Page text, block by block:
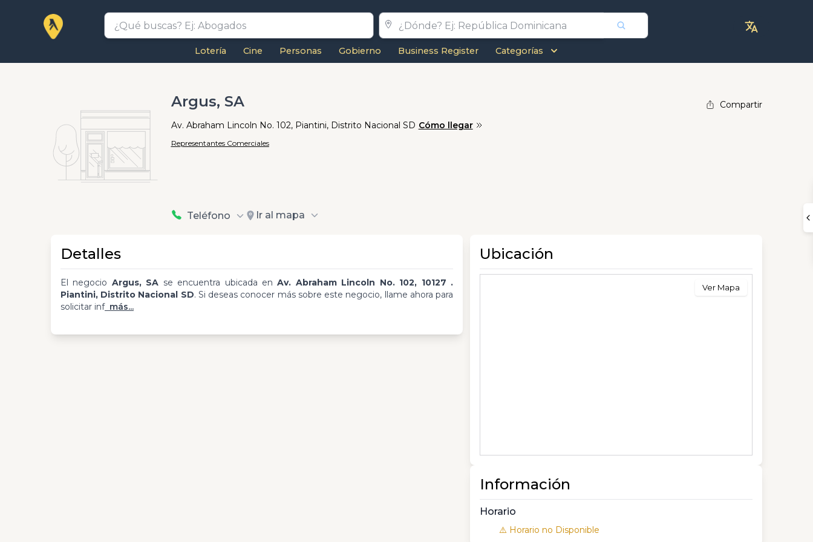
Lotería Cine Personas Gobierno Business Register Categorías
Argus, SA
Av. Abraham Lincoln No. 102, Piantini, Distrito Nacional SD Cómo llegar
Representantes Comerciales
Teléfono Ir al mapa
Compartir
Detalles
El negocio Argus, SA se encuentra ubicada enAv. Abraham Lincoln No. 102, 10127 .
Piantini, Distrito Nacional SD. Si deseas conocer más sobre este negocio, llame ahora para
solicitar infmás...
Ubicación
Ver Mapa
Información
Horario
⚠️ Horario no Disponible